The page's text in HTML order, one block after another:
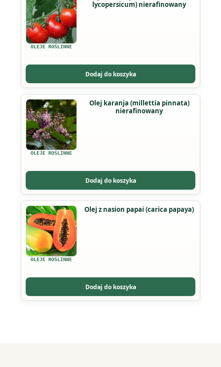
produktu
OLEJE ROŚLINNE
lycopersicum) nierafinowany
Dodaj do koszyka
produkt
ma
wiele
wariantów.
można
wybrać
na
stronie
produktu
OLEJE ROŚLINNE
Olej karanja (millettia pinnata)
nierafinowany
Dodaj do koszyka
Ten
produkt
ma
wiele
wariantów.
można
wybrać
na
stronie
produktu
OLEJE ROŚLINNE
Olej z nasion papai (carica papaya)
Dodaj do koszyka
Ten
produkt
ma
wiele
wariantów.
można
wybrać